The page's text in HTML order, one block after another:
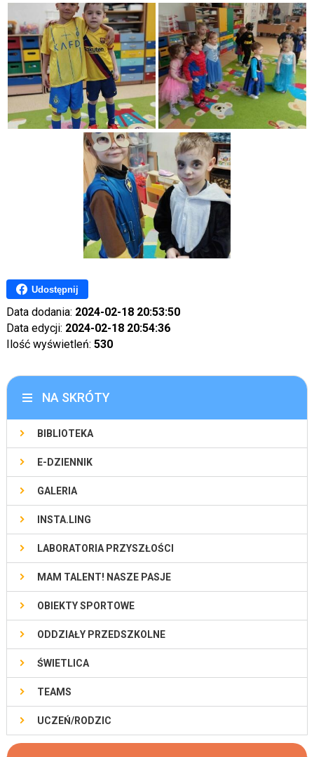
Udostępnij
Data dodania: 2024-02-18 20:53:50
Data edycji: 2024-02-18 20:54:36
Ilość wyświetleń: 530
NA SKRÓTY
BIBLIOTEKA
E-DZIENNIK
GALERIA
INSTA.LING
LABORATORIA PRZYSZŁOŚCI
MAM TALENT! NASZE PASJE
OBIEKTY SPORTOWE
ODDZIAŁY PRZEDSZKOLNE
ŚWIETLICA
TEAMS
UCZEŃ/RODZIC